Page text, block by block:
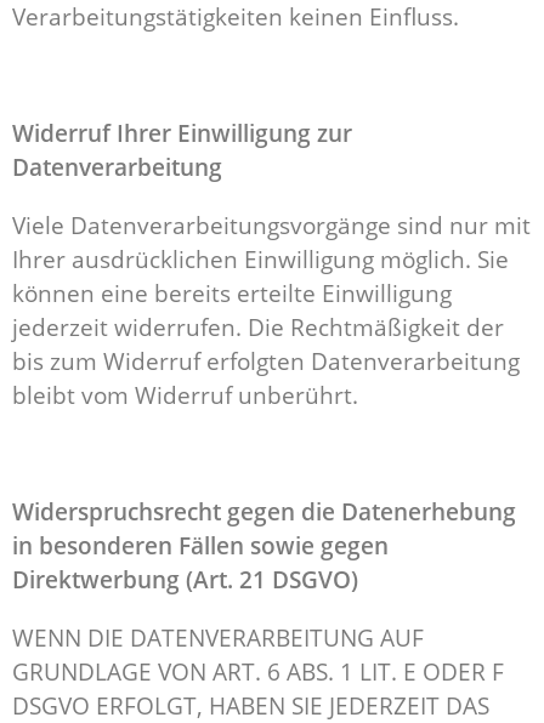
Verarbeitungstätigkeiten keinen Einfluss.
Widerruf Ihrer Einwilligung zur
Datenverarbeitung
Viele Datenverarbeitungsvorgänge sind nur mit
Ihrer ausdrücklichen Einwilligung möglich. Sie
können eine bereits erteilte Einwilligung
jederzeit widerrufen. Die Rechtmäßigkeit der
bis zum Widerruf erfolgten Datenverarbeitung
bleibt vom Widerruf unberührt.
Widerspruchsrecht gegen die Datenerhebung
in besonderen Fällen sowie gegen
Direktwerbung (Art. 21 DSGVO)
WENN DIE DATENVERARBEITUNG AUF
GRUNDLAGE VON ART. 6 ABS. 1 LIT. E ODER F
DSGVO ERFOLGT, HABEN SIE JEDERZEIT DAS